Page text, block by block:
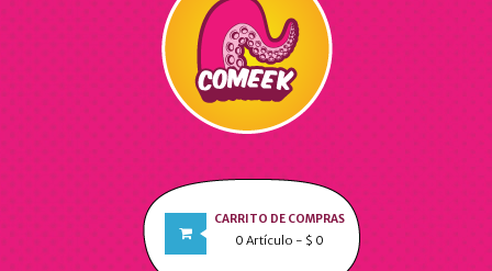
CARRITO DE COMPRAS
0 Artículo - $ 0